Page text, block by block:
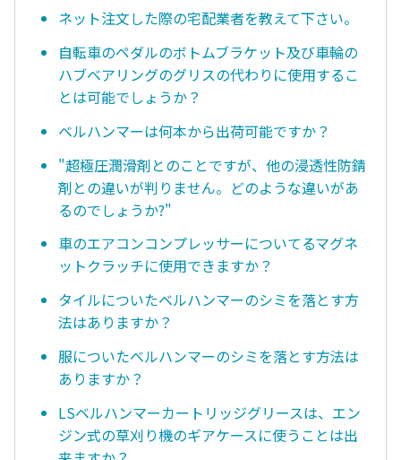
ネット注文した際の宅配業者を教えて下さい。
自転車のペダルのボトムブラケット及び車輪の
ハブベアリングのグリスの代わりに使用するこ
とは可能でしょうか？
ベルハンマーは何本から出荷可能ですか？
"超極圧潤滑剤とのことですが、他の浸透性防錆
剤との違いが判りません。どのような違いがあ
るのでしょうか?"
車のエアコンコンプレッサーについてるマグネ
ットクラッチに使用できますか？
タイルについたベルハンマーのシミを落とす方
法はありますか？
服についたベルハンマーのシミを落とす方法は
ありますか？
LSベルハンマーカートリッジグリースは、エン
ジン式の草刈り機のギアケースに使うことは出